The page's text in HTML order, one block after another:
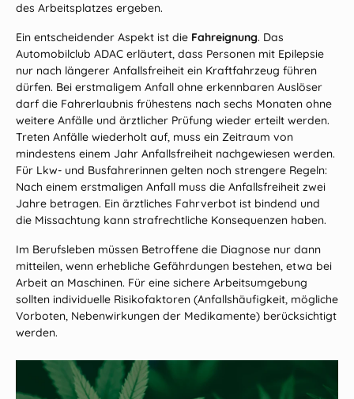
des Arbeitsplatzes ergeben.
Ein entscheidender Aspekt ist die Fahreignung. Das
Automobilclub ADAC erläutert, dass Personen mit Epilepsie
nur nach längerer Anfallsfreiheit ein Kraftfahrzeug führen
dürfen. Bei erstmaligem Anfall ohne erkennbaren Auslöser
darf die Fahrerlaubnis frühestens nach sechs Monaten ohne
weitere Anfälle und ärztlicher Prüfung wieder erteilt werden.
Treten Anfälle wiederholt auf, muss ein Zeitraum von
mindestens einem Jahr Anfallsfreiheit nachgewiesen werden.
Für Lkw‑ und Busfahrerinnen gelten noch strengere Regeln:
Nach einem erstmaligen Anfall muss die Anfallsfreiheit zwei
Jahre betragen. Ein ärztliches Fahrverbot ist bindend und
die Missachtung kann strafrechtliche Konsequenzen haben.
Im Berufsleben müssen Betroffene die Diagnose nur dann
mitteilen, wenn erhebliche Gefährdungen bestehen, etwa bei
Arbeit an Maschinen. Für eine sichere Arbeitsumgebung
sollten individuelle Risikofaktoren (Anfallshäufigkeit, mögliche
Vorboten, Nebenwirkungen der Medikamente) berücksichtigt
werden.